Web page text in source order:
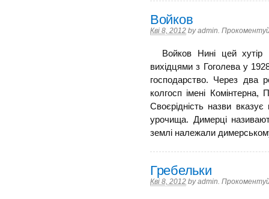
Войков
Кві 8, 2012 byadmin.
Войков Нині цей хутір
вихідцями з Гоголева у
господарство. Через два
колгосп імені
Своєрідність назви
урочища. Димерці
землі належали
Гребельки
Кві 8, 2012 byadmin.